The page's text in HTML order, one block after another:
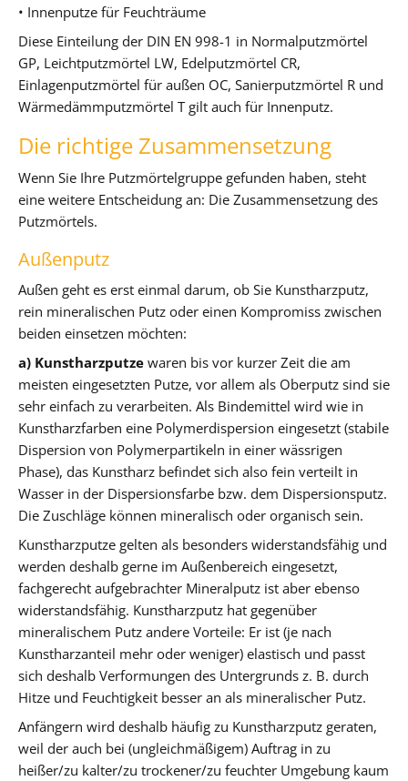
• Innenputze für Feuchträume
Diese Einteilung der DIN EN 998-1 in Normalputzmörtel
GP, Leichtputzmörtel LW, Edelputzmörtel CR,
Einlagenputzmörtel für außen OC, Sanierputzmörtel R und
Wärmedämmputzmörtel T gilt auch für Innenputz.
Die richtige Zusammensetzung
Wenn Sie Ihre Putzmörtelgruppe gefunden haben, steht
eine weitere Entscheidung an: Die Zusammensetzung des
Putzmörtels.
Außenputz
Außen geht es erst einmal darum, ob Sie Kunstharzputz,
rein mineralischen Putz oder einen Kompromiss zwischen
beiden einsetzen möchten:
a) Kunstharzputze waren bis vor kurzer Zeit die am
meisten eingesetzten Putze, vor allem als Oberputz sind sie
sehr einfach zu verarbeiten. Als Bindemittel wird wie in
Kunstharzfarben eine Polymerdispersion eingesetzt (stabile
Dispersion von Polymerpartikeln in einer wässrigen
Phase), das Kunstharz befindet sich also fein verteilt in
Wasser in der Dispersionsfarbe bzw. dem Dispersionsputz.
Die Zuschläge können mineralisch oder organisch sein.
Kunstharzputze gelten als besonders widerstandsfähig und
werden deshalb gerne im Außenbereich eingesetzt,
fachgerecht aufgebrachter Mineralputz ist aber ebenso
widerstandsfähig. Kunstharzputz hat gegenüber
mineralischem Putz andere Vorteile: Er ist (je nach
Kunstharzanteil mehr oder weniger) elastisch und passt
sich deshalb Verformungen des Untergrunds z. B. durch
Hitze und Feuchtigkeit besser an als mineralischer Putz.
Anfängern wird deshalb häufig zu Kunstharzputz geraten,
weil der auch bei (ungleichmäßigem) Auftrag in zu
heißer/zu kalter/zu trockener/zu feuchter Umgebung kaum